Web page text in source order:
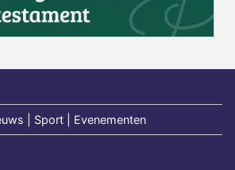
| Sport | Evenementen